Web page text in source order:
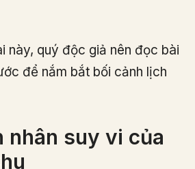
này, quý độc giả nên đọc bài
để nắm bắt bối cảnh lịch
nhân suy vi của